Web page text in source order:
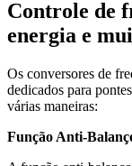
Controle de
energia e
Os conversores de
dedicados para
várias maneiras:
Função Anti-